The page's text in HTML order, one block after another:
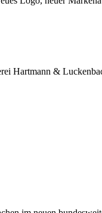
Hartmann &